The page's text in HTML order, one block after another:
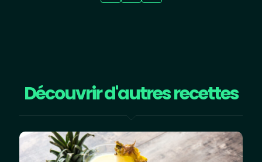
Découvrir d'autres recettes